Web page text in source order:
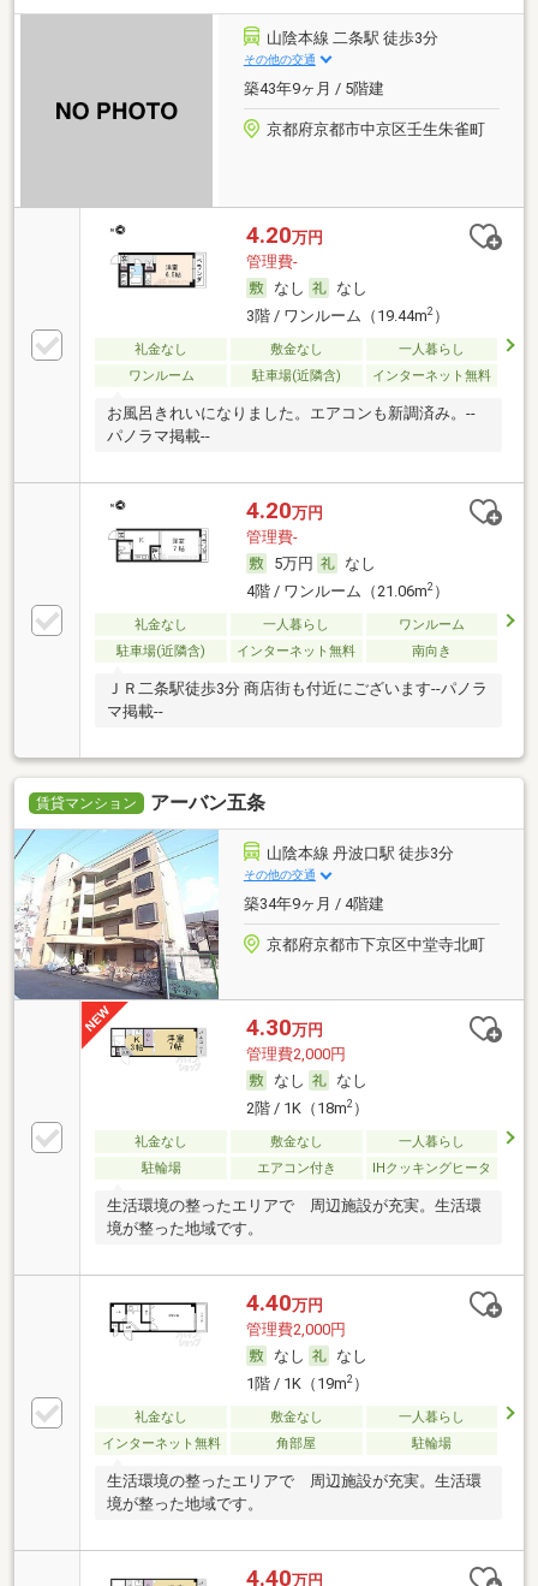
山陰本線 二条駅 徒歩3分
その他の交通
築43年9ヶ月 / 5階建
京都府京都市中京区壬生朱雀町
4.20万円
管理費-
なし
なし
3階 / ワンルーム（19.44m2）
礼金なし 敷金なし
一人暮らし
ワンルーム
駐車場(近隣含) インターネット無料
お風呂きれいになりました。エアコンも新調済み。--
パノラマ掲載--
4.20万円
管理費-
5万円
なし
4階 / ワンルーム（21.06m2）
礼金なし 一人暮らし
ワンルーム
駐車場(近隣含)
インターネット無料 南向き
ＪＲ二条駅徒歩3分 商店街も付近にございます--パノラ
マ掲載--
賃貸マンション アーバン五条
山陰本線 丹波口駅 徒歩3分
その他の交通
築34年9ヶ月 / 4階建
京都府京都市下京区中堂寺北町
4.30万円
管理費2,000円
なし
なし
2階 / 1K（18m2）
礼金なし 敷金なし
一人暮らし
駐輪場
エアコン付き IHクッキングヒータ
生活環境の整ったエリアで 周辺施設が充実。生活環
境が整った地域です。
4.40万円
管理費2,000円
なし
なし
1階 / 1K（19m2）
礼金なし 敷金なし
一人暮らし
インターネット無料
角部屋 駐輪場
生活環境の整ったエリアで 周辺施設が充実。生活環
境が整った地域です。
4.40万円